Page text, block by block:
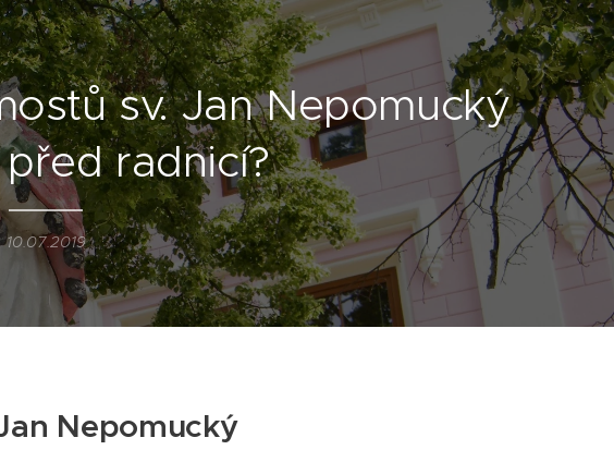
sv. Jan Nepomucký
radnicí?
10.07.2019
Nepomucký